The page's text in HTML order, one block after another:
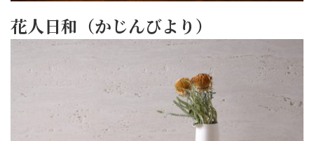
花人日和（かじんびより）